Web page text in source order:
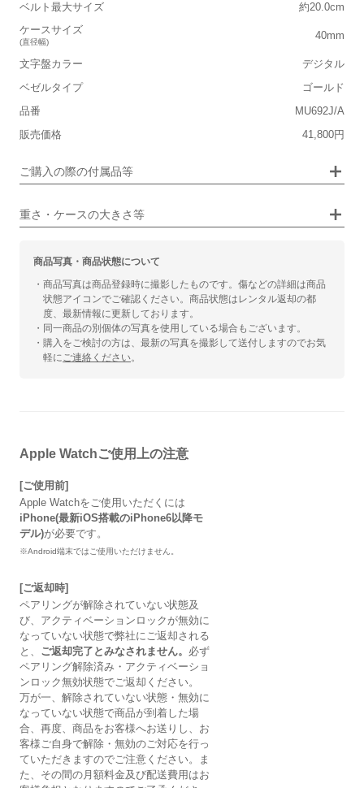
ベルト最大サイズ
約20.0cm
ケースサイズ
(直径幅)
40mm
文字盤カラー
デジタル
ベゼルタイプ
ゴールド
品番
MU692J/A
販売価格
41,800円
ご購入の際の付属品等
重さ・ケースの大きさ等
■ケースの大きさ
小さい 大きい
■装飾感
カジュアル ビジネス
商品写真・商品状態について
・商品写真は商品登録時に撮影したものです。傷などの詳細は商品
状態アイコンでご確認ください。商品状態はレンタル返却の都
度、最新情報に更新しております。
・同一商品の別個体の写真を使用している場合もございます。
・購入をご検討の方は、最新の写真を撮影して送付しますのでお気
軽にご連絡ください。
Apple Watchご使用上の注意
[ご使用前]
Apple Watchをご使用いただくには
iPhone(最新iOS搭載のiPhone6以降モ
デル)が必要です。
※Android端末ではご使用いただけません。
[ご返却時]
ペアリングが解除されていない状態及
び、アクティベーションロックが無効に
なっていない状態で弊社にご返却される
と、 ご返却完了とみなされません。 必ず
ペアリング解除済み・アクティベーショ
ンロック無効状態でご返却ください。
万が一、解除されていない状態・無効に
なっていない状態で商品が到着した場
合、再度、商品をお客様へお送りし、お
客様ご自身で解除・無効のご対応を行っ
ていただきますのでご注意ください。ま
た、その間の月額料金及び配送費用はお